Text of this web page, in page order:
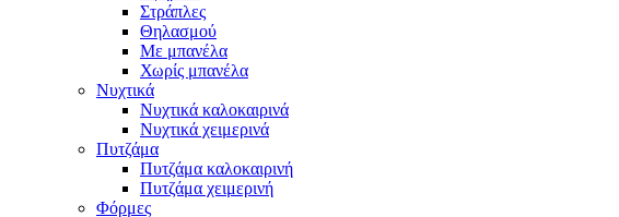
Στράπλες
Θηλασμού
Με μπανέλα
Χωρίς μπανέλα
Νυχτικά
Νυχτικά καλοκαιρινά
Νυχτικά χειμερινά
Πυτζάμα
Πυτζάμα καλοκαιρινή
Πυτζάμα χειμερινή
Φόρμες